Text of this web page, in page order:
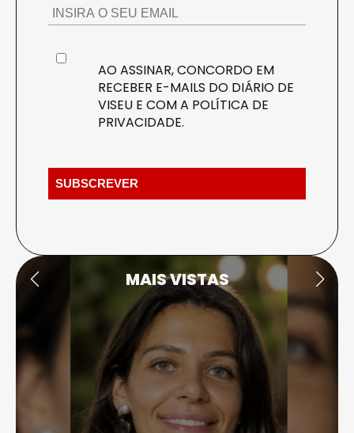
AO ASSINAR, CONCORDO EM
RECEBER E-MAILS DO DIÁRIO DE
VISEU E COM A POLÍTICA DE
PRIVACIDADE.
MAIS VISTAS